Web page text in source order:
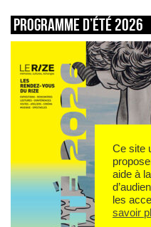
Programme d’été 2026
Ce site
aide à
les
savoir